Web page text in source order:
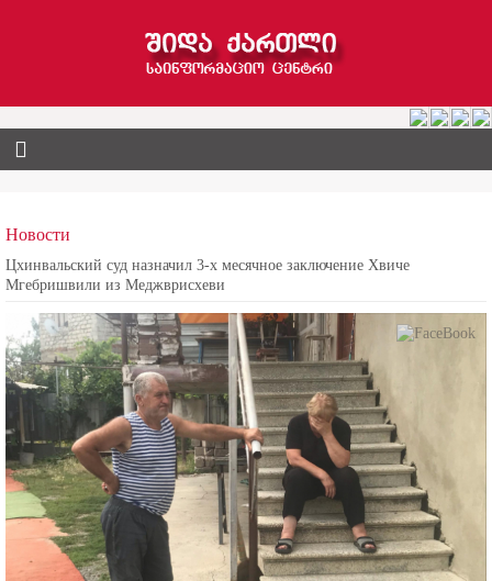
Новости
Цхинвальский суд назначил 3-х месячное заключение Хвиче
Мгебришвили из Меджврисхеви